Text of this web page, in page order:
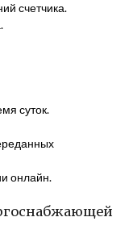
счетчика.
суток.
онлайн.